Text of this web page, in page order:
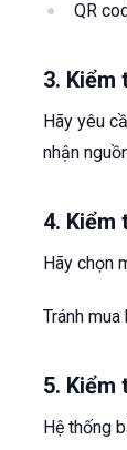
QR
3. Kiểm
Hãy yêu
nhận
4. Kiểm
Hãy chọn
Tránh
5. Kiểm
Hệ thống